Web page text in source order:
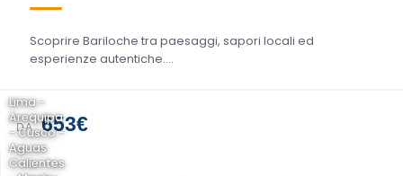
Scoprire Bariloche tra paesaggi, sapori locali ed
esperienze autentiche....
DA 653€
Lima -
Arequipa
- Cusco -
Aguas
Calientes